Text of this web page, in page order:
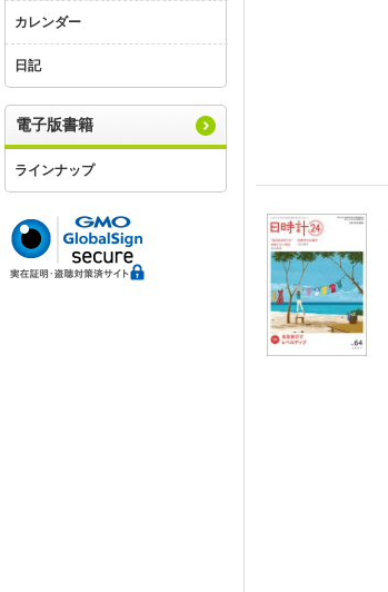
カレンダー
日記
電子版書籍
ラインナップ